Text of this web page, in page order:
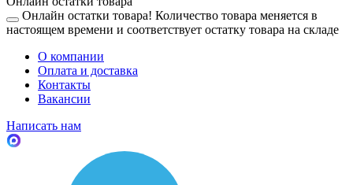
Онлайн остатки товара! Количество товара меняется в
настоящем времени и соответствует остатку товара на складе
О компании
Оплата и доставка
Контакты
Вакансии
Написать нам